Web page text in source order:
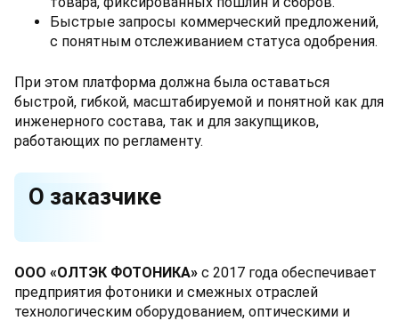
Быстрые запросы коммерческий предложений,
с понятным отслеживанием статуса одобрения.
При этом платформа должна была оставаться
быстрой, гибкой, масштабируемой и понятной как для
инженерного состава, так и для закупщиков,
работающих по регламенту.
О заказчике
ООО «ОЛТЭК ФОТОНИКА» с 2017 года обеспечивает
предприятия фотоники и смежных отраслей
технологическим оборудованием, оптическими и